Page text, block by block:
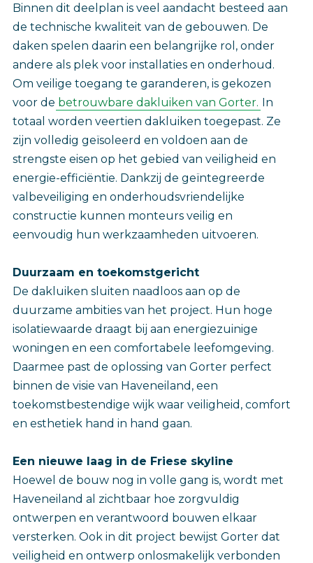
Binnen dit deelplan is veel aandacht besteed aan
de technische kwaliteit van de gebouwen. De
daken spelen daarin een belangrijke rol, onder
andere als plek voor installaties en onderhoud.
Om veilige toegang te garanderen, is gekozen
voor de betrouwbare dakluiken van Gorter. In
totaal worden veertien dakluiken toegepast. Ze
zijn volledig geïsoleerd en voldoen aan de
strengste eisen op het gebied van veiligheid en
energie-efficiëntie. Dankzij de geïntegreerde
valbeveiliging en onderhoudsvriendelijke
constructie kunnen monteurs veilig en
eenvoudig hun werkzaamheden uitvoeren.
Duurzaam en toekomstgericht
De dakluiken sluiten naadloos aan op de
duurzame ambities van het project. Hun hoge
isolatiewaarde draagt bij aan energiezuinige
woningen en een comfortabele leefomgeving.
Daarmee past de oplossing van Gorter perfect
binnen de visie van Haveneiland, een
toekomstbestendige wijk waar veiligheid, comfort
en esthetiek hand in hand gaan.
Een nieuwe laag in de Friese skyline
Hoewel de bouw nog in volle gang is, wordt met
Haveneiland al zichtbaar hoe zorgvuldig
ontwerpen en verantwoord bouwen elkaar
versterken. Ook in dit project bewijst Gorter dat
veiligheid en ontwerp onlosmakelijk verbonden